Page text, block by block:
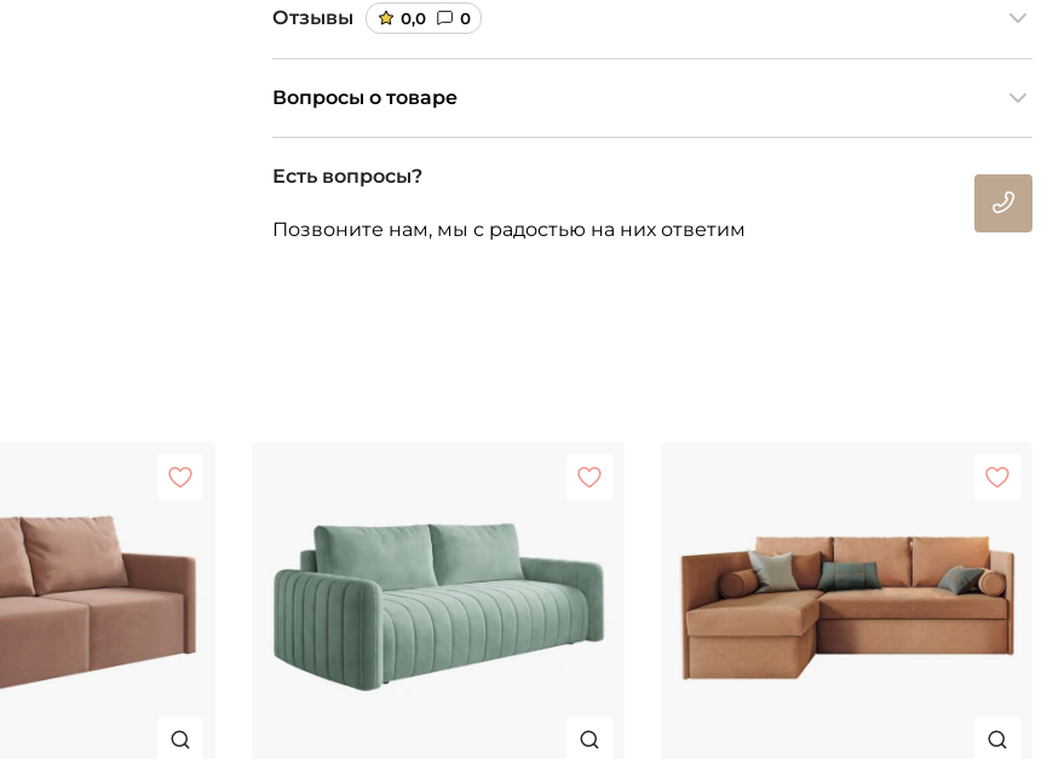
Отзывы 0,0 0
Вопросы о товаре
Есть вопросы?
Позвоните нам, мы с радостью на них ответим